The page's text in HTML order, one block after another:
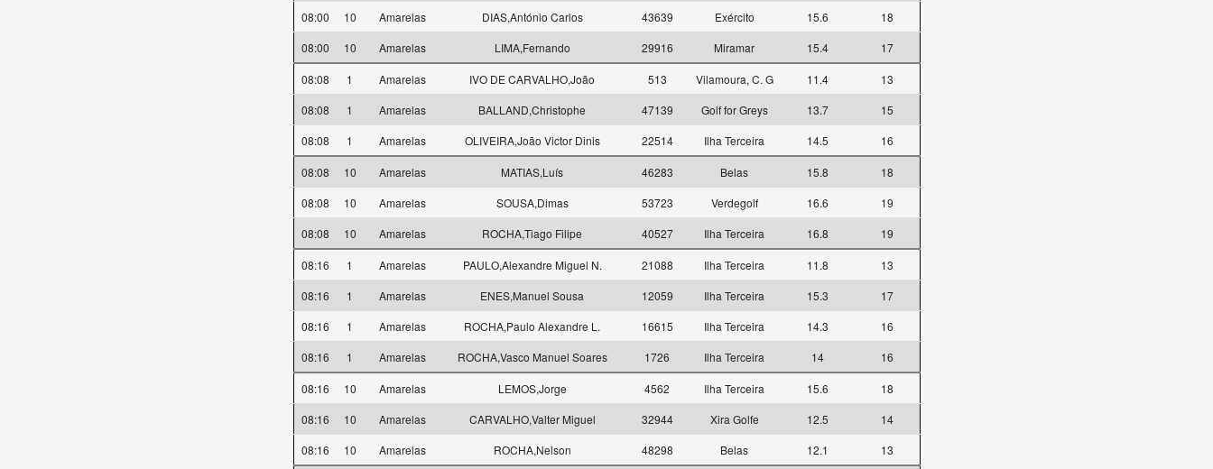
08:00
10 Amarelas DIAS,António Carlos 43639 Exército 15.6
18
08:00
10 Amarelas LIMA,Fernando 29916 Miramar 15.4 17
08:08 1 Amarelas IVO DE CARVALHO,João 513 Vilamoura, C. G 11.4
13
08:08
1 Amarelas BALLAND,Christophe 47139 Golf for Greys 13.7
15
08:08
1 Amarelas OLIVEIRA,João Victor Dinis 22514 Ilha Terceira 14.5 16
08:08 10 Amarelas MATIAS,Luís 46283 Belas 15.8
18
08:08
10 Amarelas SOUSA,Dimas 53723 Verdegolf 16.6
19
08:08
10 Amarelas ROCHA,Tiago Filipe 40527 Ilha Terceira 16.8 19
08:16 1 Amarelas PAULO,Alexandre Miguel N. 21088 Ilha Terceira 11.8
13
08:16
1 Amarelas ENES,Manuel Sousa 12059 Ilha Terceira 15.3
17
08:16
1 Amarelas ROCHA,Paulo Alexandre L. 16615 Ilha Terceira 14.3
16
08:16
1 Amarelas ROCHA,Vasco Manuel Soares 1726 Ilha Terceira 14 16
08:16 10 Amarelas LEMOS,Jorge 4562 Ilha Terceira 15.6
18
08:16
10 Amarelas CARVALHO,Valter Miguel 32944 Xira Golfe 12.5
14
08:16
10 Amarelas ROCHA,Nelson 48298 Belas 12.1 13